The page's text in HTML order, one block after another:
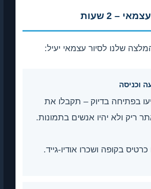
2 שעות
שלנו לסיור עצמאי יעיל:
בפתיחה בדיוק – תקבלו את
ולא יהיו אנשים בתמונות.
בקופה ושכרו אודיו-גייד.